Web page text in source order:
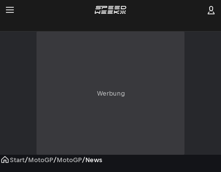
Werbung
Start/MotoGP/MotoGP/News